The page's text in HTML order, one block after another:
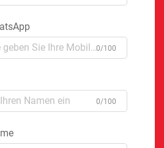
0/100
0/100